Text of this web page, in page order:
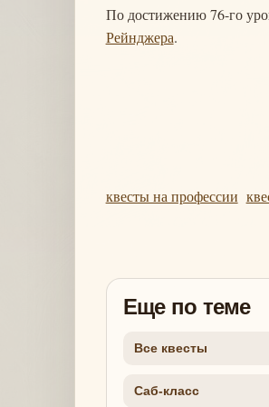
По достижению 76-го
Рейнджера.
квесты на профессии
Еще по теме
Все квесты
Саб-класс